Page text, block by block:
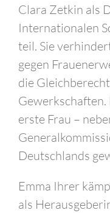
Clara Zetkin als
Internationalen
teil. Sie
gegen
die
erste Frau –
Deutschlands
Emma Ihrer
als